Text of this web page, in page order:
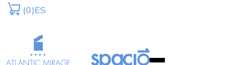
Skip
content
(0)ES